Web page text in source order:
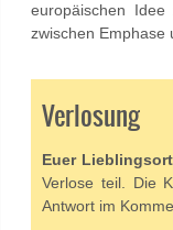
europäischen
zwischen Emphase
Verlosung
Euer
Verlose teil. Die
Antwort im